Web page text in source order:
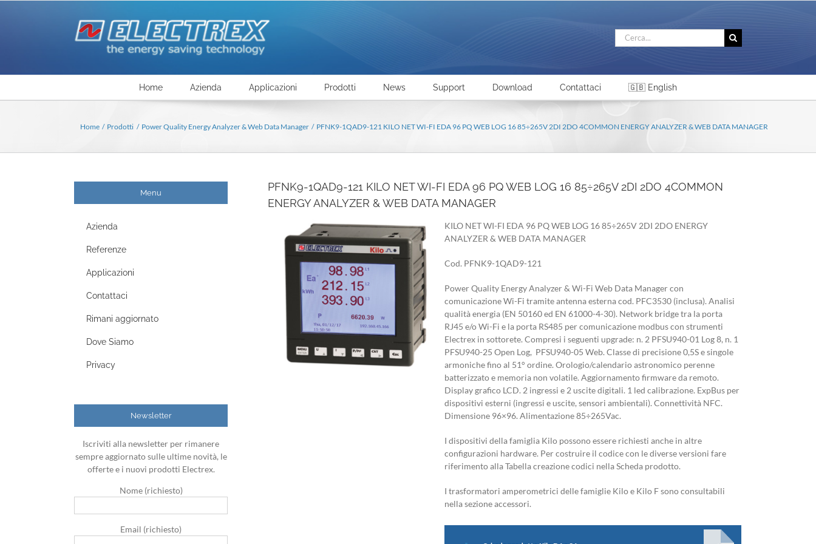
Cerca
per:
Home Azienda Applicazioni Prodotti News Support Download Contattaci 🇬🇧 English
Home Prodotti Power Quality Energy Analyzer & Web Data Manager PFNK9-1QAD9-121 KILO NET WI-FI EDA 96 PQ WEB LOG 16 85÷265V 2DI 2DO 4COMMON ENERGY ANALYZER & WEB DATA MANAGER
PFNK9-1QAD9-121 KILO NET WI-FI EDA 96 PQ WEB LOG 16 85÷265V 2DI 2DO 4COMMON
ENERGY ANALYZER & WEB DATA MANAGER
KILO NET WI-FI EDA 96 PQ WEB LOG 16 85÷265V 2DI 2DO ENERGY
ANALYZER & WEB DATA MANAGER
Cod. PFNK9-1QAD9-121
Power Quality Energy Analyzer & Wi-Fi Web Data Manager con
comunicazione Wi-Fi tramite antenna esterna cod. PFC3530 (inclusa). Analisi
qualità energia (EN 50160 ed EN 61000-4-30). Network bridge tra la porta
RJ45 e/o Wi-Fi e la porta RS485 per comunicazione modbus con strumenti
Electrex in sottorete. Compresi i seguenti upgrade: n. 2 PFSU940-01 Log 8, n. 1
PFSU940-25 Open Log, PFSU940-05 Web. Classe di precisione 0,5S e singole
armoniche fino al 51° ordine. Orologio/calendario astronomico perenne
batterizzato e memoria non volatile. Aggiornamento firmware da remoto.
Display grafico LCD. 2 ingressi e 2 uscite digitali. 1 led calibrazione. ExpBus per
dispositivi esterni (ingressi e uscite, sensori ambientali). Connettività NFC.
Dimensione 96×96. Alimentazione 85÷265Vac.
I dispositivi della famiglia Kilo possono essere richiesti anche in altre
configurazioni hardware. Per costruire il codice con le diverse versioni fare
riferimento alla Tabella creazione codici nella Scheda prodotto.
I trasformatori amperometrici delle famiglie Kilo e Kilo F sono consultabili
nella sezione accessori.
Menu
Azienda
Referenze
Applicazioni
Contattaci
Rimani aggiornato
Dove Siamo
Privacy
Newsletter
Iscriviti alla newsletter per rimanere
sempre aggiornato sulle ultime novità, le
offerte e i nuovi prodotti Electrex.
Nome (richiesto)
Email (richiesto)